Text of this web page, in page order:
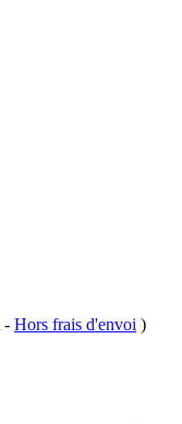
- Hors frais d'envoi )